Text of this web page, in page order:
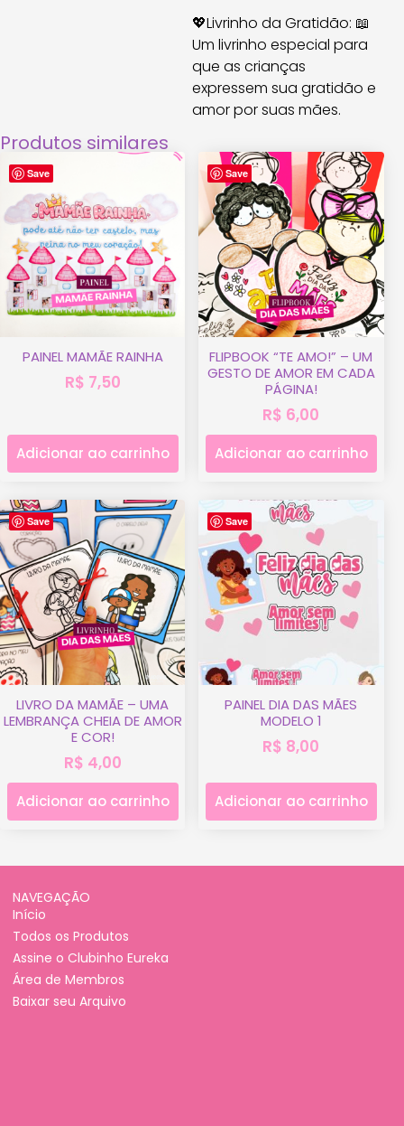
💖Livrinho da Gratidão: 📖
Um livrinho especial para
que as crianças
expressem sua gratidão e
amor por suas mães.
Produtos similares
Save
PAINEL MAMÃE RAINHA
R$ 7,50
Adicionar ao carrinho
Save
FLIPBOOK “TE AMO!” – UM
GESTO DE AMOR EM CADA
PÁGINA!
R$ 6,00
Adicionar ao carrinho
Save
LIVRO DA MAMÃE – UMA
LEMBRANÇA CHEIA DE AMOR
E COR!
R$ 4,00
Adicionar ao carrinho
Save
PAINEL DIA DAS MÃES
MODELO 1
R$ 8,00
Adicionar ao carrinho
NAVEGAÇÃO
Início
Todos os Produtos
Assine o Clubinho Eureka
Área de Membros
Baixar seu Arquivo